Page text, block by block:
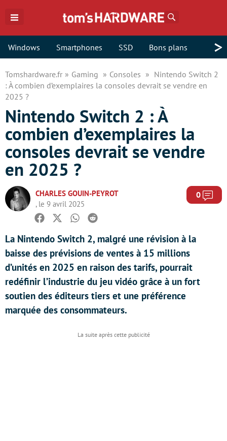
Windows Smartphones SSD Bons plans >
Tomshardware.fr Gaming Consoles
Nintendo Switch 2
: À combien d’exemplaires la consoles devrait se vendre en
2025 ?
Nintendo Switch 2 : À
combien d’exemplaires la
consoles devrait se vendre
en 2025 ?
CHARLES GOUIN-PEYROT
, le 9 avril 2025
0
Facebook
TwitterWhatsapp
Reddit
La Nintendo Switch 2, malgré une révision à la
baisse des prévisions de ventes à 15 millions
d’unités en 2025 en raison des tarifs, pourrait
redéfinir l’industrie du jeu vidéo grâce à un fort
soutien des éditeurs tiers et une préférence
marquée des consommateurs.